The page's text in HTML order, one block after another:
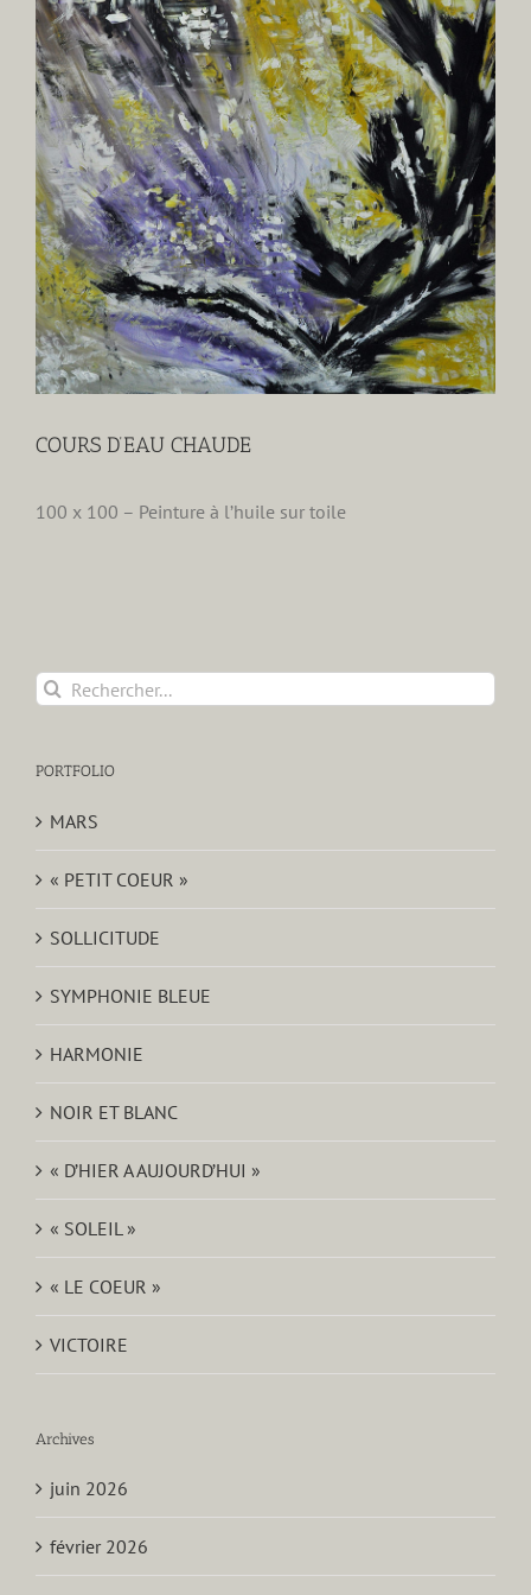
agrandie
COURS D’EAU CHAUDE
100 x 100 – Peinture à l’huile sur toile
Rechercher:
PORTFOLIO
MARS
« PETIT COEUR »
SOLLICITUDE
SYMPHONIE BLEUE
HARMONIE
NOIR ET BLANC
« D’HIER A AUJOURD’HUI »
« SOLEIL »
« LE COEUR »
VICTOIRE
Archives
juin 2026
février 2026